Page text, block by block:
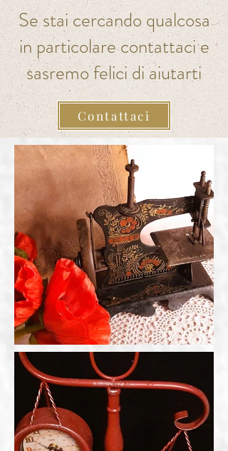
Se stai cercando qualcosa
in particolare contattaci e
sasremo felici di aiutarti
Contattaci